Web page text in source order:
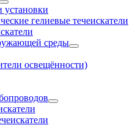
гелиевые течеискатели
среды
освещённости)